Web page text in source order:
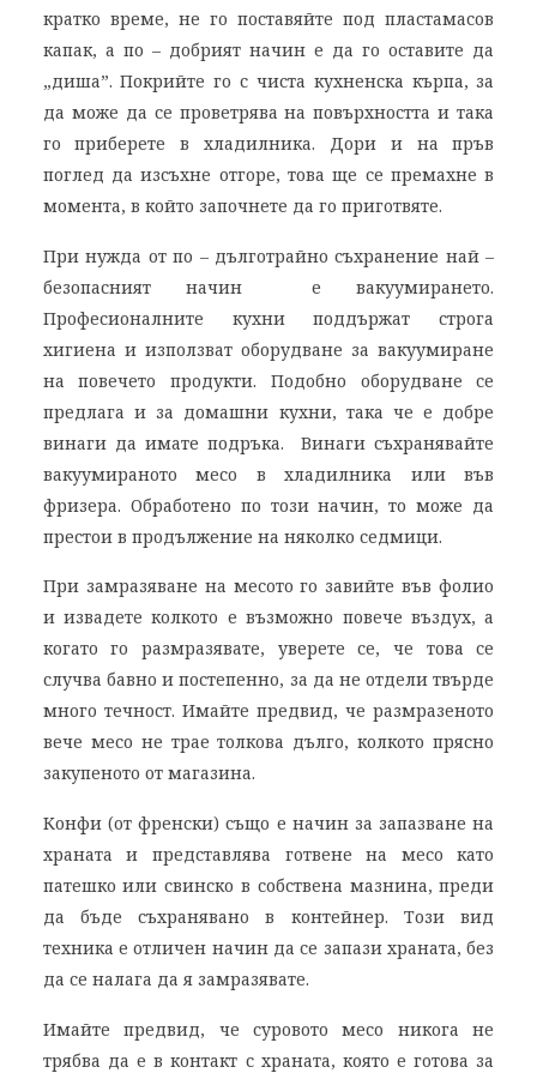
кратко време, не го поставяйте под пластамасов
капак, а по – добрият начин е да го оставите да
„диша”. Покрийте го с чиста кухненска кърпа, за
да може да се проветрява на повърхността и така
го приберете в хладилника. Дори и на пръв
поглед да изсъхне отгоре, това ще се премахне в
момента, в който започнете да го приготвяте.
При нужда от по – дълготрайно съхранение най –
безопасният начин е вакуумирането.
Професионалните кухни поддържат строга
хигиена и използват оборудване за вакуумиране
на повечето продукти. Подобно оборудване се
предлага и за домашни кухни, така че е добре
винаги да имате подръка. Винаги съхранявайте
вакуумираното месо в хладилника или във
фризера. Обработено по този начин, то може да
престои в продължение на няколко седмици.
При замразяване на месото го завийте във фолио
и извадете колкото е възможно повече въздух, а
когато го размразявате, уверете се, че това се
случва бавно и постепенно, за да не отдели твърде
много течност. Имайте предвид, че размразеното
вече месо не трае толкова дълго, колкото прясно
закупеното от магазина.
Конфи (от френски) също е начин за запазване на
храната и представлява готвене на месо като
патешко или свинско в собствена мазнина, преди
да бъде съхранявано в контейнер. Този вид
техника е отличен начин да се запази храната, без
да се налага да я замразявате.
Имайте предвид, че суровото месо никога не
трябва да е в контакт с храната, която е готова за